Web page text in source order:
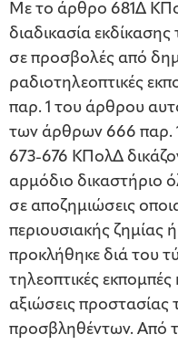
Με το άρθρο 681Δ
διαδικασία
σε προσβολές από
ραδιοτηλεοπτικές
παρ. 1 του άρθρου
των άρθρων 666 παρ.
673-676 ΚΠολΔ
αρμόδιο δικαστήριο
σε αποζημιώσεις
περιουσιακής ζημίας
προκλήθηκε διά του
τηλεοπτικές εκπομπές
αξιώσεις
προσβληθέντων. Από